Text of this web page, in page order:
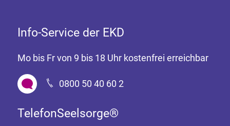
Info-Service der EKD
Mo bis Fr von 9 bis 18 Uhr kostenfrei erreichbar
0800 50 40 60 2
TelefonSeelsorge®